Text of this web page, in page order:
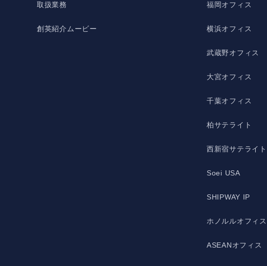
取扱業務
創英紹介ムービー
福岡オフィス
横浜オフィス
武蔵野オフィス
大宮オフィス
千葉オフィス
柏サテライト
西新宿サテライト
Soei USA
SHIPWAY IP
ホノルルオフィス
ASEANオフィス